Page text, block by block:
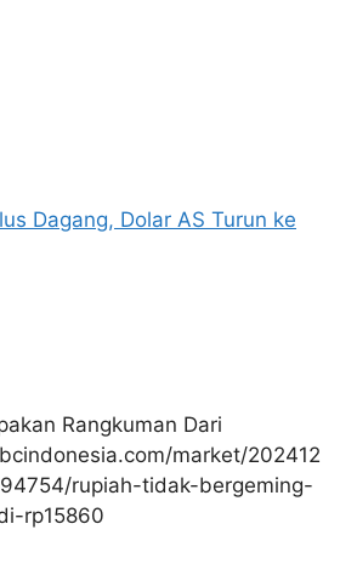
Dagang, Dolar AS Turun ke
Rangkuman Dari
market/202412
rupiah-tidak-bergeming-
rp15860